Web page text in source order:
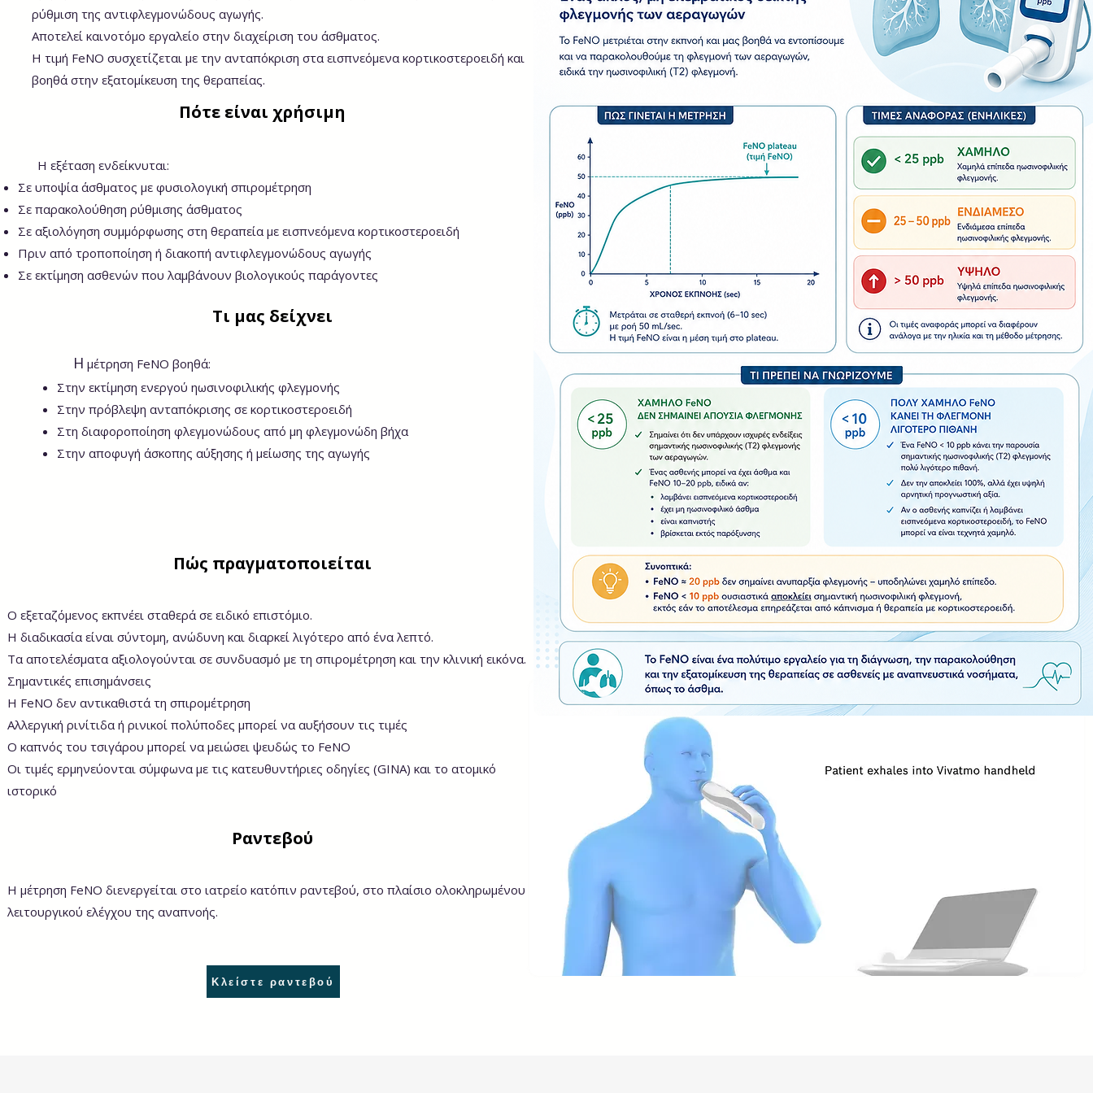
πνευμονολόγος στο σπίτι,γιατρός στο σπίτι,κατοικον ιατρική επισκεψη,SOS ιατροί,home
ρύθμιση της αντιφλεγμονώδους αγωγής.
Αποτελεί καινοτόμο εργαλείο στην διαχείριση του άσθματος.
Η τιμή FeNO συσχετίζεται με την ανταπόκριση στα εισπνεόμενα κορτικοστεροειδή και
βοηθά στην εξατομίκευση της θεραπείας.
Πότε είναι χρήσιμη
Η εξέταση ενδείκνυται:
Σε υποψία άσθματος με φυσιολογική σπιρομέτρηση
Σε παρακολούθηση ρύθμισης άσθματος
Σε αξιολόγηση συμμόρφωσης στη θεραπεία με εισπνεόμενα κορτικοστεροειδή
Πριν από τροποποίηση ή διακοπή αντιφλεγμονώδους αγωγής
Σε εκτίμηση ασθενών που λαμβάνουν βιολογικούς παράγοντες
Τι μας δείχνει
Η μέτρηση FeNO βοηθά:
Στην εκτίμηση ενεργού ηωσινοφιλικής φλεγμονής
Στην πρόβλεψη ανταπόκρισης σε κορτικοστεροειδή
Στη διαφοροποίηση φλεγμονώδους από μη φλεγμονώδη βήχα
Στην αποφυγή άσκοπης αύξησης ή μείωσης της αγωγής
Πώς πραγματοποιείται
Ο εξεταζόμενος εκπνέει σταθερά σε ειδικό επιστόμιο.
Η διαδικασία είναι σύντομη, ανώδυνη και διαρκεί λιγότερο από ένα λεπτό.
Τα αποτελέσματα αξιολογούνται σε συνδυασμό με τη σπιρομέτρηση και την κλινική εικόνα.
Σημαντικές επισημάνσεις
Η FeNO δεν αντικαθιστά τη σπιρομέτρηση
Αλλεργική ρινίτιδα ή ρινικοί πολύποδες μπορεί να αυξήσουν τις τιμές
O καπνός του τσιγάρου μπορεί να μειώσει ψευδώς το FeNO
Οι τιμές ερμηνεύονται σύμφωνα με τις κατευθυντήριες οδηγίες (GINA) και το ατομικό
ιστορικό
Ραντεβού
Η μέτρηση FeNO διενεργείται στο ιατρείο κατόπιν ραντεβού, στο πλαίσιο ολοκληρωμένου
λειτουργικού ελέγχου της αναπνοής.
Κλείστε ραντεβού